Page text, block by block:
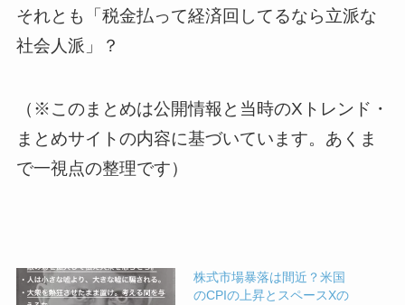
それとも「税金払って経済回してるなら立派な
社会人派」？
（※このまとめは公開情報と当時のXトレンド・
まとめサイトの内容に基づいています。あくま
で一視点の整理です）
株式市場暴落は間近？米国
のCPIの上昇とスペースXの